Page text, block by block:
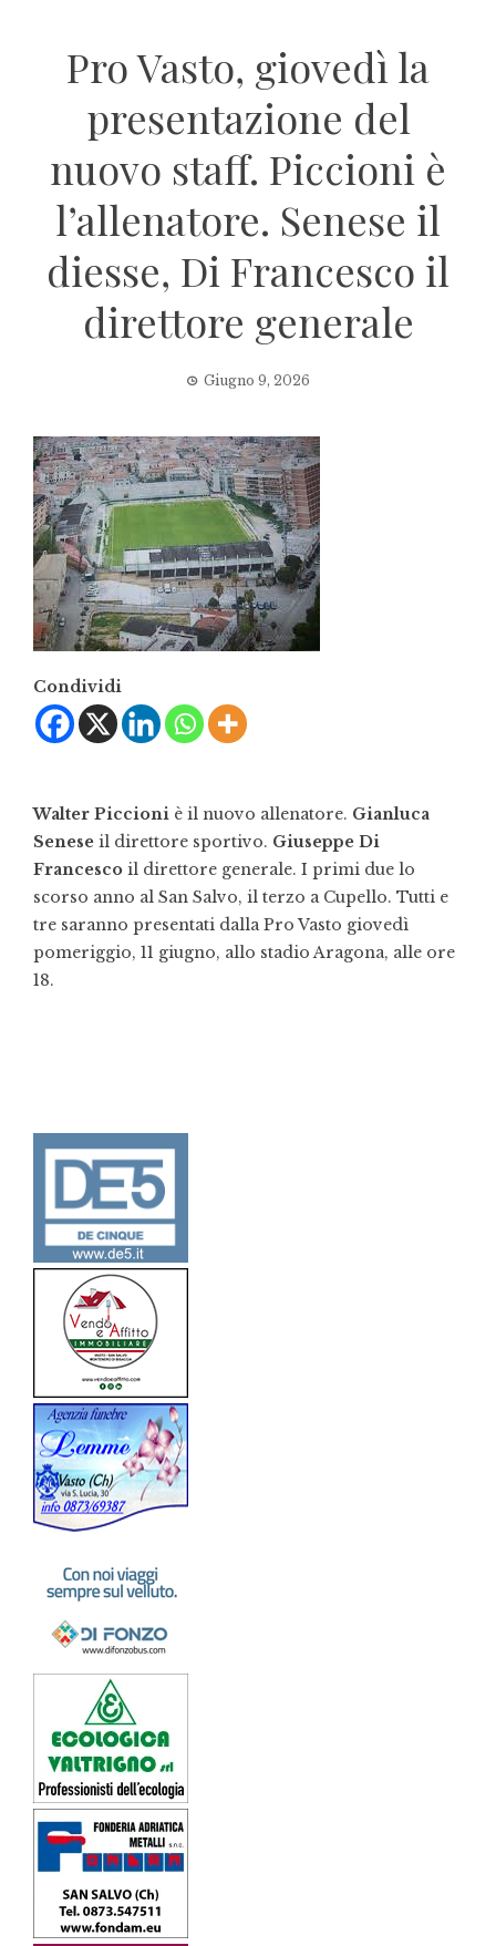
Pro Vasto, giovedì la
presentazione del
nuovo staff. Piccioni è
l’allenatore. Senese il
diesse, Di Francesco il
direttore generale
Giugno 9, 2026
Condividi
Walter Piccioni è il nuovo allenatore. Gianluca
Senese il direttore sportivo. Giuseppe Di
Francesco il direttore generale. I primi due lo
scorso anno al San Salvo, il terzo a Cupello. Tutti e
tre saranno presentati dalla Pro Vasto giovedì
pomeriggio, 11 giugno, allo stadio Aragona, alle ore
18.